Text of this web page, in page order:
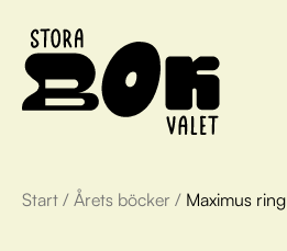
Start / Årets böcker / Maximus ring